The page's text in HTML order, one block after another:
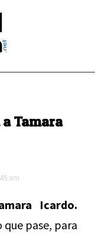
Tamara
am
Icardo.
pase, para